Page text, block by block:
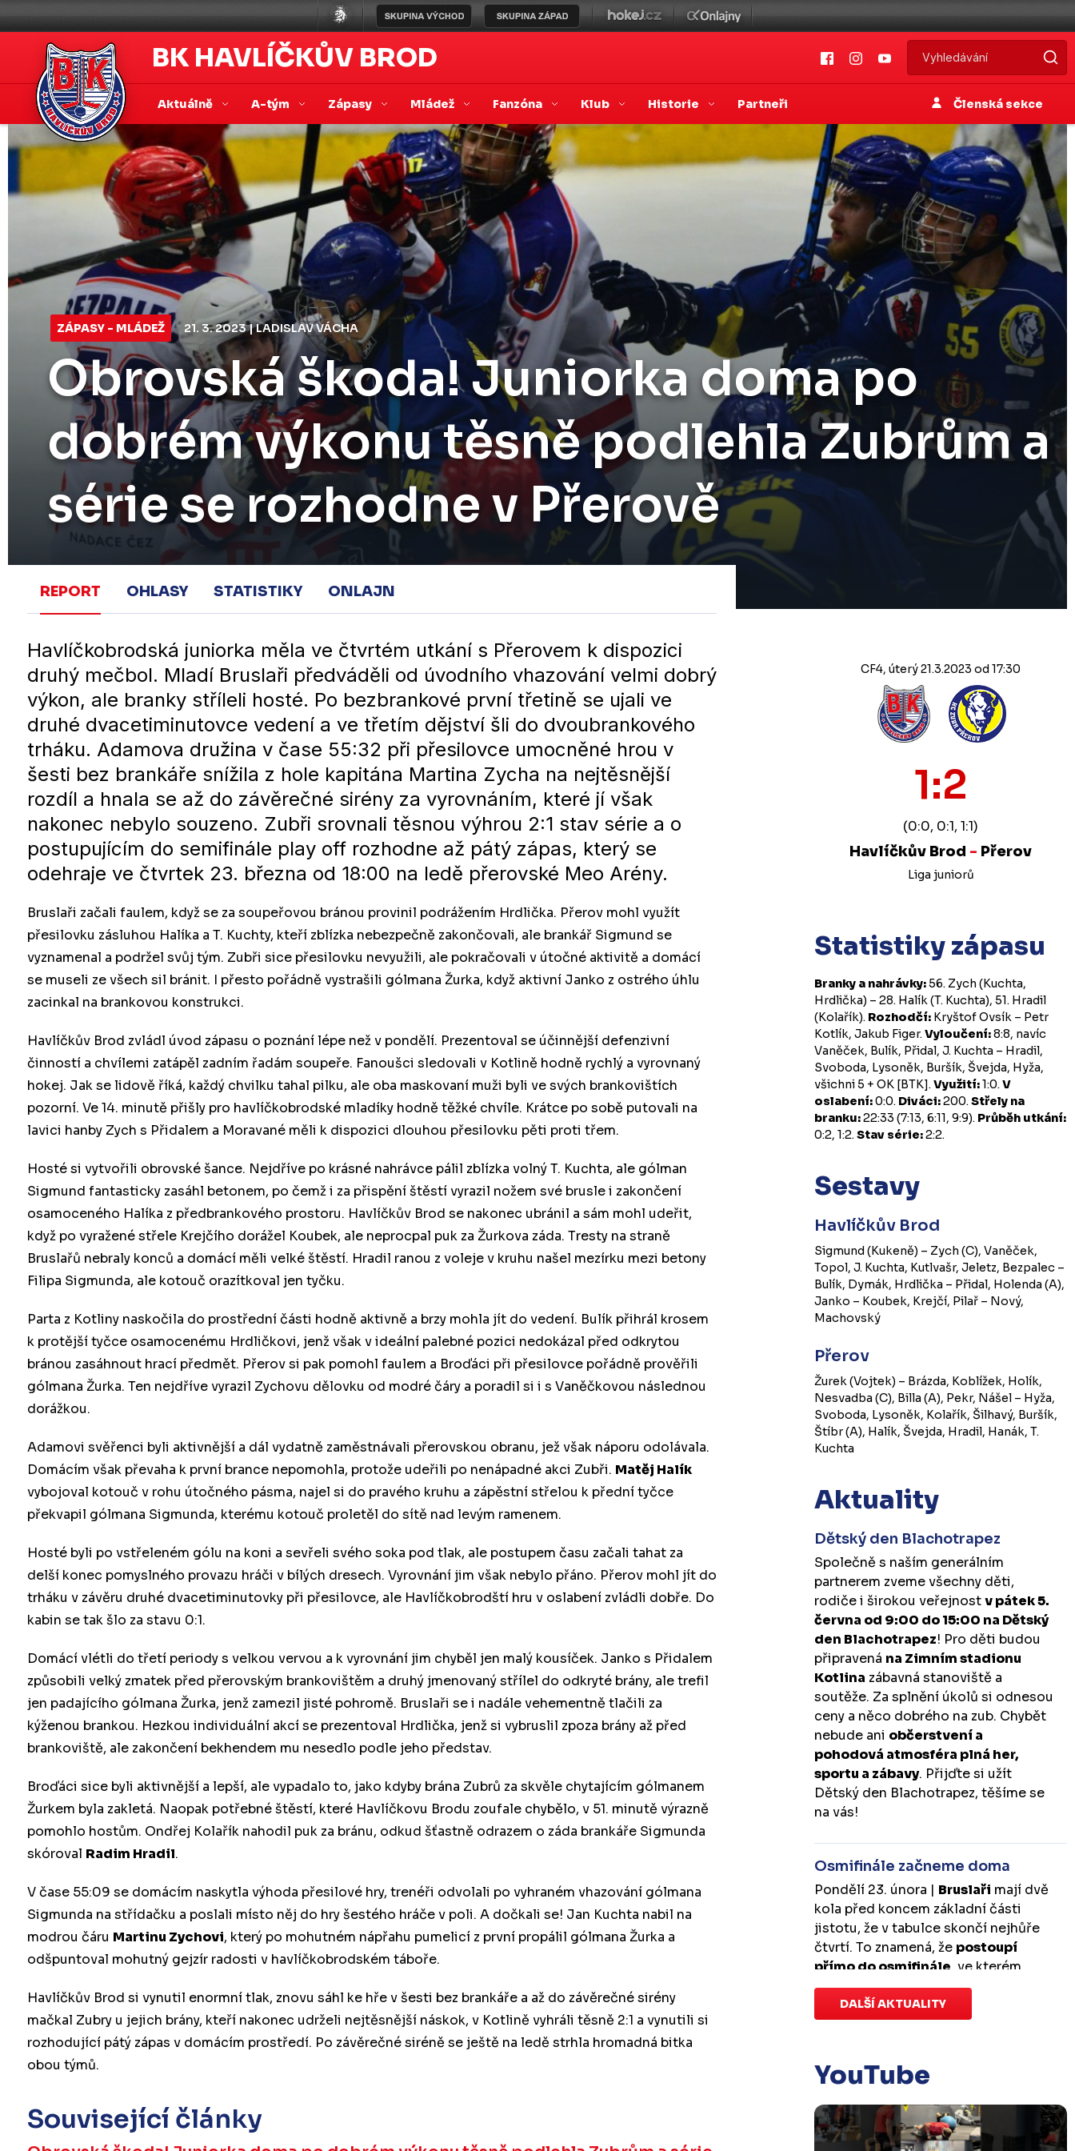
BK HAVLÍČKŮV BROD
Aktuálně A-tým Zápasy Mládež Fanzóna Klub Historie Partneři Členská sekce
ZÁPASY - MLÁDEŽ 21. 3. 2023 | LADISLAV VÁCHA
Obrovská škoda! Juniorka doma po
dobrém výkonu těsně podlehla Zubrům a
série se rozhodne v Přerově
REPORT OHLASY STATISTIKY ONLAJN
Havlíčkobrodská juniorka měla ve čtvrtém utkání s Přerovem k dispozici
druhý mečbol. Mladí Bruslaři předváděli od úvodního vhazování velmi dobrý
výkon, ale branky stříleli hosté. Po bezbrankové první třetině se ujali ve
druhé dvacetiminutovce vedení a ve třetím dějství šli do dvoubrankového
trháku. Adamova družina v čase 55:32 při přesilovce umocněné hrou v
šesti bez brankáře snížila z hole kapitána Martina Zycha na nejtěsnější
rozdíl a hnala se až do závěrečné sirény za vyrovnáním, které jí však
nakonec nebylo souzeno. Zubři srovnali těsnou výhrou 2:1 stav série a o
postupujícím do semifinále play off rozhodne až pátý zápas, který se
odehraje ve čtvrtek 23. března od 18:00 na ledě přerovské Meo Arény.
Bruslaři začali faulem, když se za soupeřovou bránou provinil podrážením Hrdlička. Přerov mohl využít
přesilovku zásluhou Halíka a T. Kuchty, kteří zblízka nebezpečně zakončovali, ale brankář Sigmund se
vyznamenal a podržel svůj tým. Zubři sice přesilovku nevyužili, ale pokračovali v útočné aktivitě a domácí
se museli ze všech sil bránit. I přesto pořádně vystrašili gólmana Žurka, když aktivní Janko z ostrého úhlu
zacinkal na brankovou konstrukci.
Havlíčkův Brod zvládl úvod zápasu o poznání lépe než v pondělí. Prezentoval se účinnější defenzivní
činností a chvílemi zatápěl zadním řadám soupeře. Fanoušci sledovali v Kotlině hodně rychlý a vyrovnaný
hokej. Jak se lidově říká, každý chvilku tahal pilku, ale oba maskovaní muži byli ve svých brankovištích
pozorní. Ve 14. minutě přišly pro havlíčkobrodské mladíky hodně těžké chvíle. Krátce po sobě putovali na
lavici hanby Zych s Přidalem a Moravané měli k dispozici dlouhou přesilovku pěti proti třem.
Hosté si vytvořili obrovské šance. Nejdříve po krásné nahrávce pálil zblízka volný T. Kuchta, ale gólman
Sigmund fantasticky zasáhl betonem, po čemž i za přispění štěstí vyrazil nožem své brusle i zakončení
osamoceného Halíka z předbrankového prostoru. Havlíčkův Brod se nakonec ubránil a sám mohl udeřit,
když po vyražené střele Krejčího dorážel Koubek, ale neprocpal puk za Žurkova záda. Tresty na straně
Bruslařů nebraly konců a domácí měli velké štěstí. Hradil ranou z voleje v kruhu našel mezírku mezi betony
Filipa Sigmunda, ale kotouč orazítkoval jen tyčku.
Parta z Kotliny naskočila do prostřední části hodně aktivně a brzy mohla jít do vedení. Bulík přihrál krosem
k protější tyčce osamocenému Hrdličkovi, jenž však v ideální palebné pozici nedokázal před odkrytou
bránou zasáhnout hrací předmět. Přerov si pak pomohl faulem a Broďáci při přesilovce pořádně prověřili
gólmana Žurka. Ten nejdříve vyrazil Zychovu dělovku od modré čáry a poradil si i s Vaněčkovou následnou
dorážkou.
Adamovi svěřenci byli aktivnější a dál vydatně zaměstnávali přerovskou obranu, jež však náporu odolávala.
Domácím však převaha k první brance nepomohla, protože udeřili po nenápadné akci Zubři. Matěj Halík
vybojoval kotouč v rohu útočného pásma, najel si do pravého kruhu a zápěstní střelou k přední tyčce
překvapil gólmana Sigmunda, kterému kotouč proletěl do sítě nad levým ramenem.
Hosté byli po vstřeleném gólu na koni a sevřeli svého soka pod tlak, ale postupem času začali tahat za
delší konec pomyslného provazu hráči v bílých dresech. Vyrovnání jim však nebylo přáno. Přerov mohl jít do
trháku v závěru druhé dvacetiminutovky při přesilovce, ale Havlíčkobrodští hru v oslabení zvládli dobře. Do
kabin se tak šlo za stavu 0:1.
Domácí vlétli do třetí periody s velkou vervou a k vyrovnání jim chyběl jen malý kousíček. Janko s Přidalem
způsobili velký zmatek před přerovským brankovištěm a druhý jmenovaný střílel do odkryté brány, ale trefil
jen padajícího gólmana Žurka, jenž zamezil jisté pohromě. Bruslaři se i nadále vehementně tlačili za
kýženou brankou. Hezkou individuální akcí se prezentoval Hrdlička, jenž si vybruslil zpoza brány až před
brankoviště, ale zakončení bekhendem mu nesedlo podle jeho představ.
Broďáci sice byli aktivnější a lepší, ale vypadalo to, jako kdyby brána Zubrů za skvěle chytajícím gólmanem
Žurkem byla zakletá. Naopak potřebné štěstí, které Havlíčkovu Brodu zoufale chybělo, v 51. minutě výrazně
pomohlo hostům. Ondřej Kolařík nahodil puk za bránu, odkud šťastně odrazem o záda brankáře Sigmunda
skóroval Radim Hradil.
V čase 55:09 se domácím naskytla výhoda přesilové hry, trenéři odvolali po vyhraném vhazování gólmana
Sigmunda na střídačku a poslali místo něj do hry šestého hráče v poli. A dočkali se! Jan Kuchta nabil na
modrou čáru Martinu Zychovi, který po mohutném nápřahu pumelicí z první propálil gólmana Žurka a
odšpuntoval mohutný gejzír radosti v havlíčkobrodském táboře.
Havlíčkův Brod si vynutil enormní tlak, znovu sáhl ke hře v šesti bez brankáře a až do závěrečné sirény
mačkal Zubry u jejich brány, kteří nakonec udrželi nejtěsnější náskok, v Kotlině vyhráli těsně 2:1 a vynutili si
rozhodující pátý zápas v domácím prostředí. Po závěrečné siréně se ještě na ledě strhla hromadná bitka
obou týmů.
Související články
CF4, úterý 21.3.2023 od 17:30
1:2
(0:0, 0:1, 1:1)
Havlíčkův Brod - Přerov
Liga juniorů
Statistiky zápasu
Branky a nahrávky:56. Zych (Kuchta,
Hrdlička) – 28. Halík (T. Kuchta), 51. Hradil
(Kolařík). Rozhodčí: Kryštof Ovsík – Petr
Kotlík, Jakub Figer.Vyloučení:8:8, navíc
Vaněček, Bulík, Přidal, J. Kuchta – Hradil,
Svoboda, Lysoněk, Buršík, Švejda, Hyža,
všichni 5 + OK [BTK].Využití:1:0.V
oslabení:0:0. Diváci:200.Střely na
branku:22:33 (7:13, 6:11, 9:9). Průběh utkání:
0:2, 1:2.Stav série:2:2.
Sestavy
Havlíčkův Brod
Sigmund (Kukeně) – Zych (C), Vaněček,
Topol, J. Kuchta, Kutlvašr, Jeletz, Bezpalec –
Bulík, Dymák, Hrdlička – Přidal, Holenda (A),
Janko – Koubek, Krejčí, Pilař – Nový,
Machovský
Přerov
Žurek (Vojtek) – Brázda, Koblížek, Holík,
Nesvadba (C), Billa (A), Pekr, Nášel – Hyža,
Svoboda, Lysoněk, Kolařík, Šilhavý, Buršík,
Štíbr (A), Halík, Švejda, Hradil, Hanák, T.
Kuchta
Aktuality
Dětský den Blachotrapez
Společně s naším generálním
partnerem zveme všechny děti,
rodiče i širokou veřejnostv pátek 5.
června od 9:00 do 15:00 na Dětský
den Blachotrapez! Pro děti budou
připravená na Zimním stadionu
Kotlina zábavná stanoviště a
soutěže. Za splnění úkolů si odnesou
ceny a něco dobrého na zub. Chybět
nebude ani občerstvení a
pohodová atmosféra plná her,
sportu a zábavy. Přijďte si užít
Dětský den Blachotrapez, těšíme se
na vás!
Osmifinále začneme doma
Pondělí 23. února | Bruslaři mají dvě
kola před koncem základní části
jistotu, že v tabulce skončí nejhůře
čtvrtí. To znamená, že postoupí
přímo do osmifinále , ve kterém
budou mítvýhodu domácího
prostředí.První zápas se v Kotlině
odehraje v úterý 10. března od
17:00
. Případný pátý rozhodující
duel by se hrál v Kotlině ve středu 18.
března od 18:00.
DALŠÍ AKTUALITY
YouTube